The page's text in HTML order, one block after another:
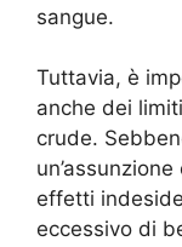
sangue.
Tuttavia, è
anche dei
crude.
effetti
eccessivo di